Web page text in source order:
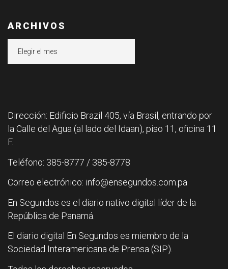
ARCHIVOS
Dirección: Edificio Brazil 405, vía Brasil, entrando por
la Calle del Agua (al lado del Idaan), piso 11, oficina 11
F.
Teléfono: 385-8777 / 385-8778
Correo electrónico: info@ensegundos.com.pa
En Segundos es el diario nativo digital líder de la
República de Panamá.
El diario digital En Segundos es miembro de la
Sociedad Interamericana de Prensa (SIP).